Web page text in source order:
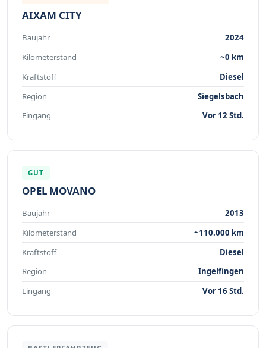
AIXAM CITY
Baujahr
2024
Kilometerstand
~0 km
Kraftstoff
Diesel
Region
Siegelsbach
Eingang
Vor 12 Std.
GUT
OPEL MOVANO
Baujahr
2013
Kilometerstand
~110.000 km
Kraftstoff
Diesel
Region
Ingelfingen
Eingang
Vor 16 Std.